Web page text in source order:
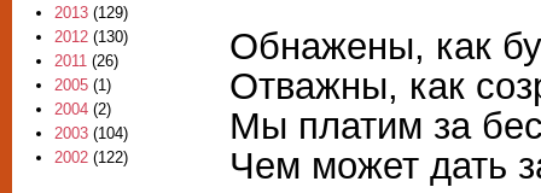
Обнажены, как
Отважны, как
Мы платим за
Чем может дать
2013 (129)
2012 (130)
2011 (26)
2005 (1)
2004 (2)
2003 (104)
2002 (122)